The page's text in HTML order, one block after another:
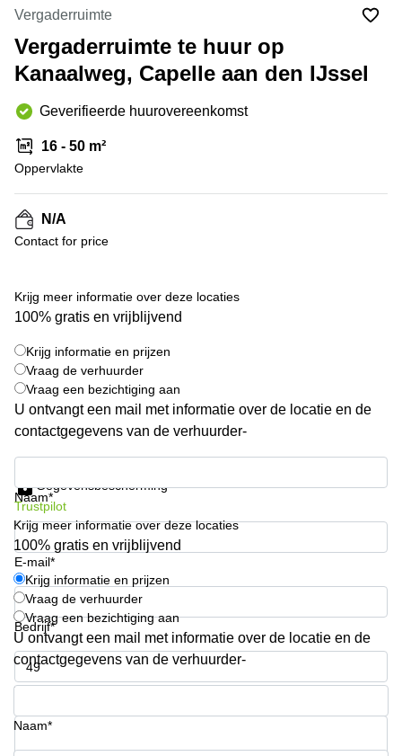
Hengelo
Hilversum
Hoofddorp
Deventer
Rotterdam
Tiel
Zwolle
Bodegraven-
Reeuwijk
Business
center
Arnhem
Business
Amsterdam
Westpoort
Business
center
Hilversum
Den
Haag
space
Breda
Coworking
Arnhem
Coworking
space
Hilversum
Coworking
space
Zwolle
Coworking
Haarlem
Kantoor
Huren
Hengelo
Vergaderruimte
Vergaderruimte te huur op
Kanaalweg, Capelle aan den IJssel
Geverifieerde huurovereenkomst
16 - 50 m²
Oppervlakte
N/A
Contact for price
Krijg meer informatie over deze locaties
100% gratis en vrijblijvend
Krijg informatie en prijzen
Vraag de verhuurder
Vraag een bezichtiging aan
U ontvangt een mail met informatie over de locatie en de
contactgegevens van de verhuurder-
Naam*
E-mail*
Bedrijf*
Telefoonnummer*
Gegevensbescherming
Trustpilot
Krijg meer informatie over deze locaties
100% gratis en vrijblijvend
Krijg informatie en prijzen
Vraag de verhuurder
Vraag een bezichtiging aan
U ontvangt een mail met informatie over de locatie en de
contactgegevens van de verhuurder-
Naam*